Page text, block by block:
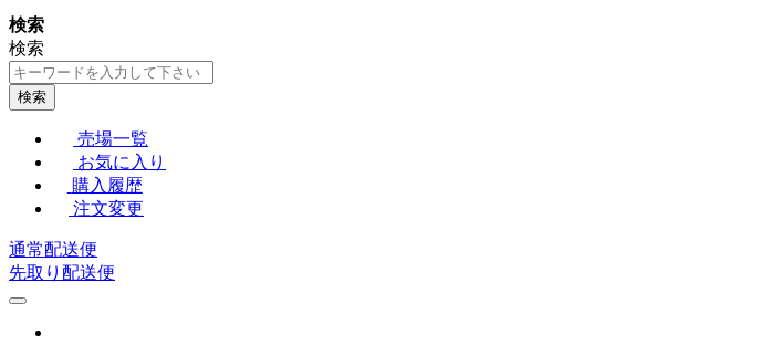
検索
検索
検索
売場一覧
お気に入り
購入履歴
注文変更
通常配送便
先取り配送便